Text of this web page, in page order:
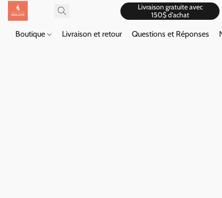
Livraison gratuite avec
150$ d'achat
Boutique Livraison et retour Questions et Réponses